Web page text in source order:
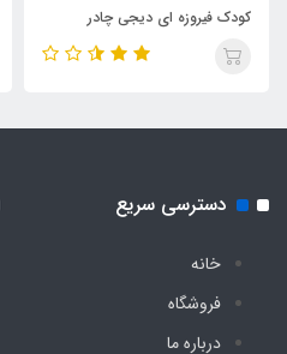
کودک فیروزه ای دیجی چادر
دسترسی سریع
خانه
فروشگاه
درباره ما